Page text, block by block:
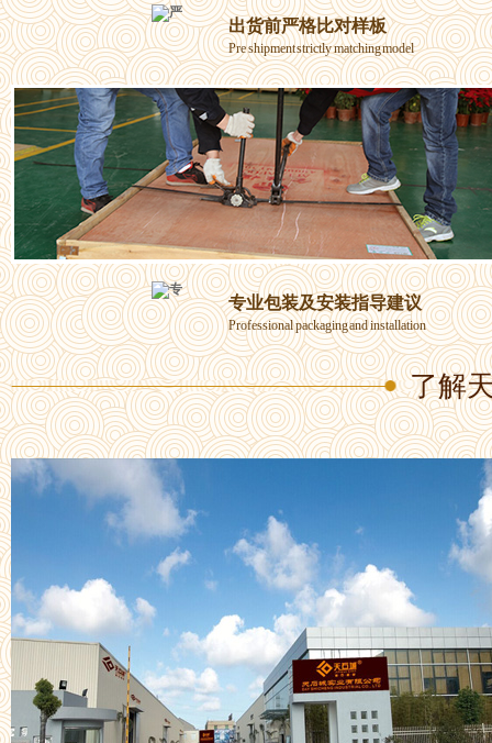
出货前严格比对样板
Pre shipment strictly matching model
专业包装及安装指导建议
Professional packaging and installation
了解